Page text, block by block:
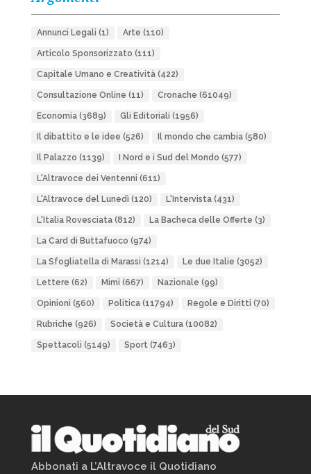
Annunci Legali (1) Arte (110)
Articolo Sponsorizzato (111)
Capitale Umano e Creatività(422)
Consultazione Online (11) Cronache (61049)
Economia(3689) Gli Editoriali (1956)
Il dibattito e le idee (526) Il mondo che cambia(580)
Il Palazzo (1139) I Nord e i Sud del Mondo (577)
L'Altravoce dei Ventenni (611)
L'Altravoce del Lunedì (120) L'Intervista(431)
L'Italia Rovesciata(812) La Bacheca delle Offerte (3)
La Card di Buttafuoco (974)
La Sfogliatella di Marassi (1214) Le due Italie (3052)
Lettere (62) Mimì (667) Nazionale (99)
Opinioni (560) Politica(11794) Regole e Diritti (70)
Rubriche (926) Società e Cultura(10082)
Spettacoli (5149) Sport(7463)
Abbonati a L’Altravoce il Quotidiano